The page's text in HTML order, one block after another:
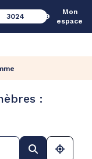
3024
Mon
espace
: